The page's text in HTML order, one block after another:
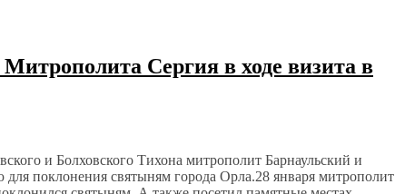
Сергия в ходе визита в
и Болховского Тихона митрополит Барнаульский и
поклонения святыням города Орла.28 января митрополит